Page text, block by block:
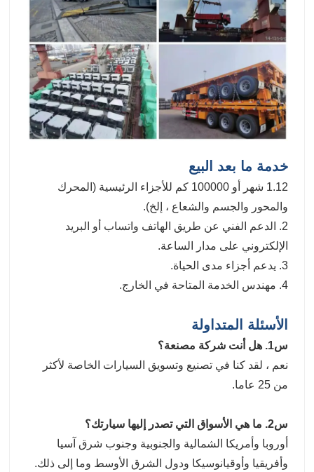
خدمة ما بعد البيع
1.12 شهر أو 100000 كم للأجزاء الرئيسية (المحرك
والمحور والجسم والشعاع ، إلخ).
2. الدعم الفني عن طريق الهاتف واتساب أو البريد
الإلكتروني على مدار الساعة.
3. يدعم أجزاء مدى الحياة.
4. مهندس الخدمة المتاحة في الخارج.
الأسئلة المتداولة
س1. هل أنت شركة مصنعة؟
نعم ، لقد كنا في تصنيع وتسويق السيارات الخاصة لأكثر
من 25 عاما.
س2. ما هي الأسواق التي تصدر إليها سيارتك؟
أوروبا وأمريكا الشمالية والجنوبية وجنوب شرق آسيا
وأفريقيا وأوقيانوسيكا ودول الشرق الأوسط وما إلى ذلك.